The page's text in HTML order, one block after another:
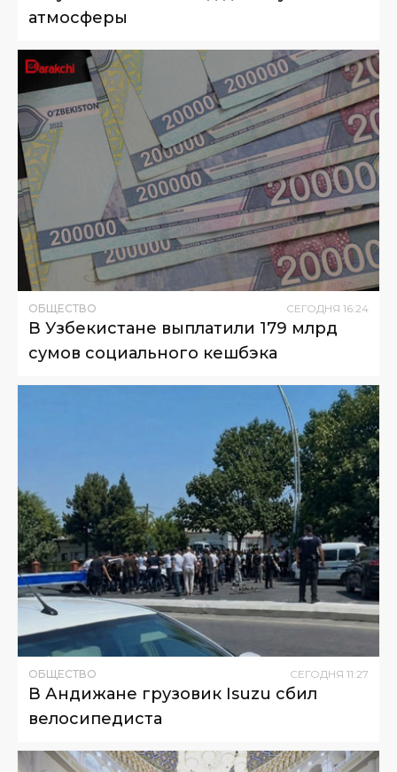
атмосферы
ОБЩЕСТВО СЕГОДНЯ 16:24
В Узбекистане выплатили 179 млрд
сумов социального кешбэка
ОБЩЕСТВО СЕГОДНЯ 11:27
В Андижане грузовик Isuzu сбил
велосипедиста